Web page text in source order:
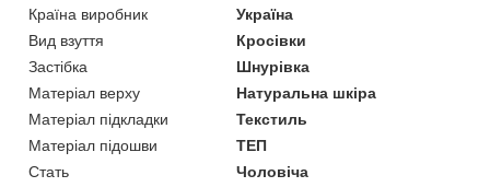
Країна виробник
Україна
Вид взуття
Кросівки
Застібка
Шнурівка
Матеріал верху
Натуральна шкіра
Матеріал підкладки
Текстиль
Матеріал підошви
ТЕП
Стать
Чоловіча